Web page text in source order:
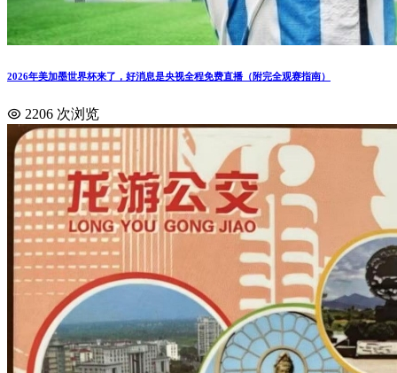
2026年美加墨世界杯来了，好消息是央视全程免费直播（附完全观赛指南）
2206 次浏览